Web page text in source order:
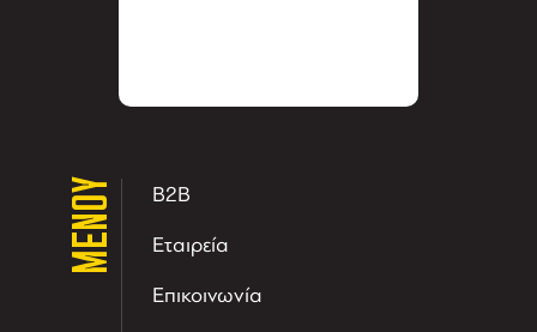
ΜΕΝΟΥ B2B
Εταιρεία
Επικοινωνία